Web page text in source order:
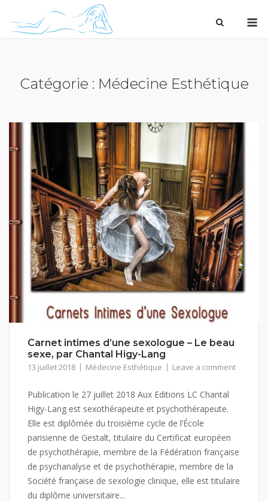
content
Catégorie : Médecine Esthétique
Carnet intimes d’une sexologue – Le beau
sexe, par Chantal Higy-Lang
13 juillet 2018 Médecine Esthétique Leave a comment
Publication le 27 juillet 2018 Aux Editions LC Chantal
Higy-Lang est sexothérapeute et psychothérapeute.
Elle est diplômée du troisième cycle de l’École
parisienne de Gestalt, titulaire du Certificat européen
de psychothérapie, membre de la Fédération française
de psychanalyse et de psychothérapie, membre de la
Société française de sexologie clinique, elle est titulaire
du diplôme universitaire...